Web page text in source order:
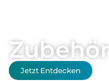
Zubehör
Jetzt Entdecken